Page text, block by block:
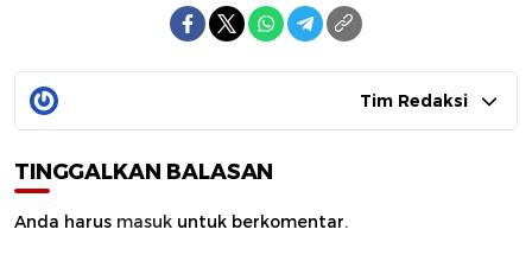
Tim Redaksi
TINGGALKAN BALASAN
Anda harus masuk untuk berkomentar.